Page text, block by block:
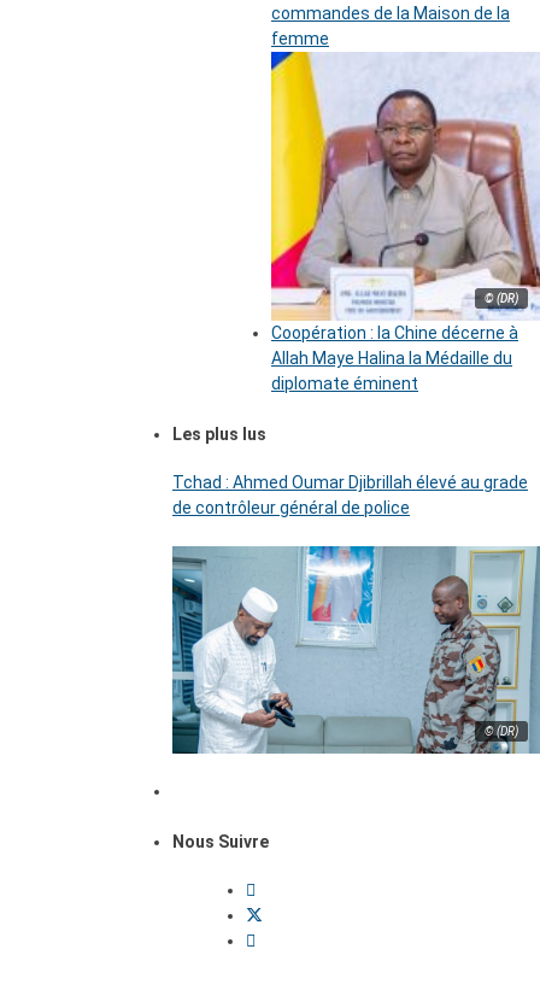
commandes de la Maison de la
femme
© (DR)
Coopération : la Chine décerne à
Allah Maye Halina la Médaille du
diplomate éminent
Les plus lus
Tchad : Ahmed Oumar Djibrillah élevé au grade
de contrôleur général de police
© (DR)
Nous Suivre